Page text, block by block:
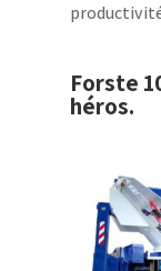
Forste
héros.